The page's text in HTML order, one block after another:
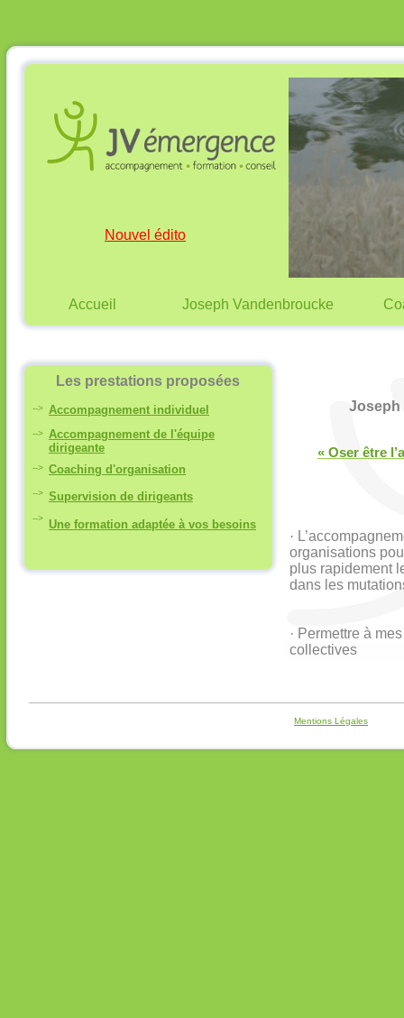
Nouvel édito
Accueil Joseph Vandenbroucke
--> Accompagnement individuel
Accompagnement de l'équipe
dirigeante
-->
--> Coaching d'organisation
--> Supervision de dirigeants
--> Une formation adaptée à vos besoins
Les prestations proposées
Joseph
« Oser être
·
organisations
plus rapidement
dans les
· Permettre à
collectives
Mentions Légales